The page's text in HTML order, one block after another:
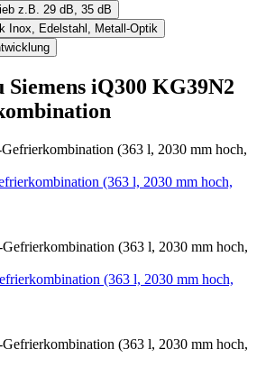
z.B. 29 dB, 35 dB
Inox, Edelstahl, Metall-Optik
Siemens iQ300 KG39N2
(363 l, 2030 mm hoch,
(363 l, 2030 mm hoch,